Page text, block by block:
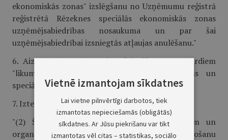
ekonomiskās zonas" izslēgšanu no Uzņēmumu reģistrā
reģistrētā Rēzeknes speciālās ekonomiskās zonas
uzņēmējsabiedrības nosaukuma un par šai
uzņēmējsabiedrībai izsniegtās atļaujas anulēšanu."
6. Aizstāt 25.pantā vārdus "šajā likumā" ar vārdiem
"likumā "Par nodokļu piemērošanu brīvostās un
speciālajās ekonomiskajās zonās"".
7. Izteikt 26.panta otro daļu šādā redakcijā:
"(2) Šādiem uzņēmumiem, uzņēmējsabiedrībām un
organizācijām nav likumā "Par nodokļu piemērošanu
Vietnē izmantojam sīkdatnes
Lai vietne pilnvērtīgi darbotos, tiek
izmantotas nepieciešamās (obligātās)
sīkdatnes. Ar Jūsu piekrišanu var tikt
izmantotas vēl citas – statistikas, sociālo